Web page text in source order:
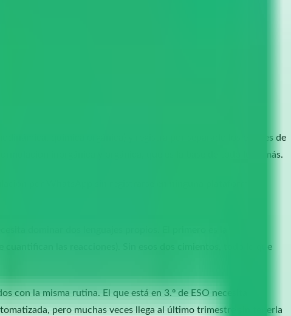
de la selectividad.
química orgánica) y registra por separado los errores de
inorgánica y orgánica, que es la base de todo lo demás.
dominar dos lenguajes propios. El primero es la
las reacciones). Sin esos dos cimientos, todo lo que
la misma rutina. El que está en 3.º de ESO necesita
pero muchas veces llega al último trimestre sin tenerla